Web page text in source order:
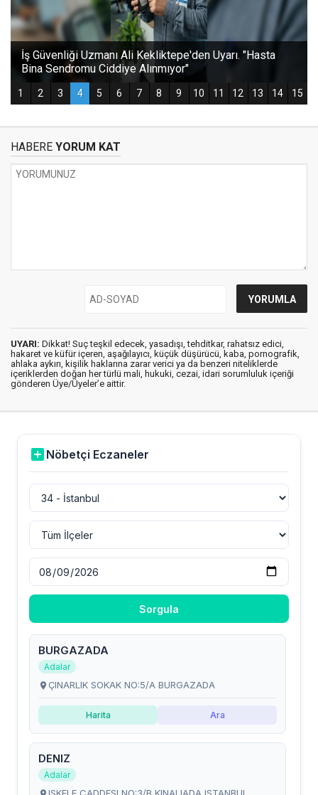
HABERE YORUM KAT
UYARI: Dikkat! Suç teşkil edecek, yasadışı, tehditkar, rahatsız edici,
hakaret ve küfür içeren, aşağılayıcı, küçük düşürücü, kaba, pornografik,
ahlaka aykırı, kişilik haklarına zarar verici ya da benzeri niteliklerde
içeriklerden doğan her türlü mali, hukuki, cezai, idari sorumluluk içeriği
gönderen Üye/Üyeler’e aittir.